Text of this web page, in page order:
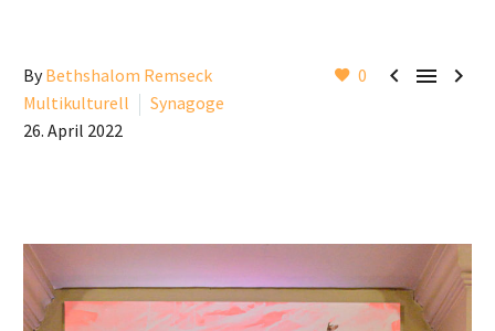
0   
ByBethshalom Remseck
Multikulturell
Synagoge
26. April 2022